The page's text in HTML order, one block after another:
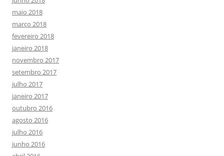
maio 2018
março 2018
fevereiro 2018
janeiro 2018
novembro 2017
setembro 2017
julho 2017
janeiro 2017
outubro 2016
agosto 2016
julho 2016
junho 2016